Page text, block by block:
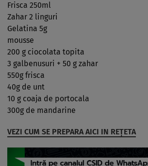
Frisca 250ml
Zahar 2 linguri
Gelatina 5g
mousse
200 g ciocolata topita
3 galbenusuri + 50 g zahar
550g frisca
40g de unt
10 g coaja de portocala
300g de mandarine
VEZI CUM SE PREPARA AICI IN REŢETA